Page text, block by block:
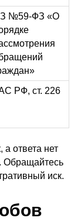
№59-ФЗ «О
РФ, ст. 226
ответа нет
Обращайтесь
иск.